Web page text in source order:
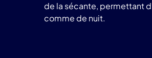
de la sécante, permettant
comme de nuit.